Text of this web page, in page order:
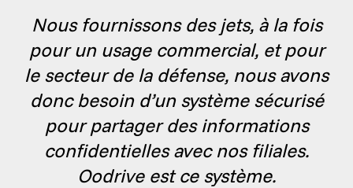
Nous fournissons des jets, à la fois
pour un usage commercial, et pour
le secteur de la défense, nous avons
donc besoin d’un système sécurisé
pour partager des informations
confidentielles avec nos filiales.
Oodrive est ce système.